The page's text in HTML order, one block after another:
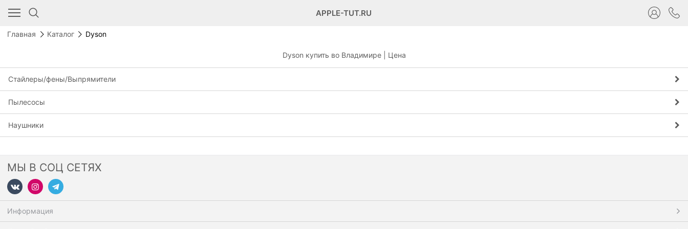
APPLE-TUT.RU
Главная Каталог Dyson
Dyson купить во Владимире | Цена
Стайлеры/фены/Выпрямители
Пылесосы
Наушники
МЫ В СОЦ СЕТЯХ
Информация